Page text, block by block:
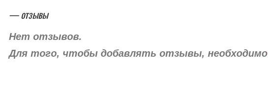
— отзывы
Нет отзывов.
Для того, чтобы добавлять отзывы, необходимо